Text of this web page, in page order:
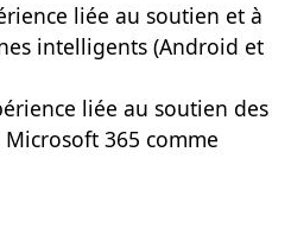
liée au soutien et à
intelligents (Android et
liée au soutien des
365 comme